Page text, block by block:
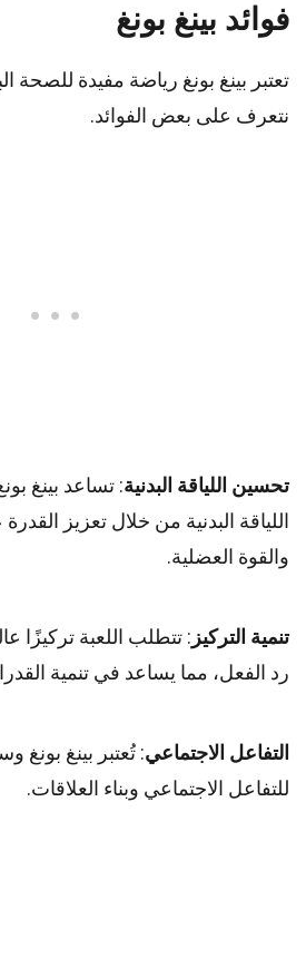
فوائد بينغ بونغ
تعتبر بينغ بونغ رياضة مفيدة للصحة
نتعرف على بعض الفوائد.
تحسين اللياقة البدنية: تساعد بينغ
اللياقة البدنية من خلال تعزيز
والقوة العضلية.
تنمية التركيز : تتطلب اللعبة تركيزًا
رد الفعل، مما يساعد في تنمية
التفاعل الاجتماعي: تُعتبر بينغ بونغ
للتفاعل الاجتماعي وبناء العلاقات.